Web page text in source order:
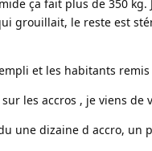
ça fait plus de 350
grouillait, le reste est
et les habitants remis
les accros , je viens
une dizaine d accro, un